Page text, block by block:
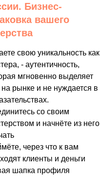
Бизнес-
вашего
свою уникальность как
- аутентичность,
мгновенно выделяет
на рынке и не нуждается в
со своим
и начнёте из него
через что к вам
клиенты и деньги
шапка профиля